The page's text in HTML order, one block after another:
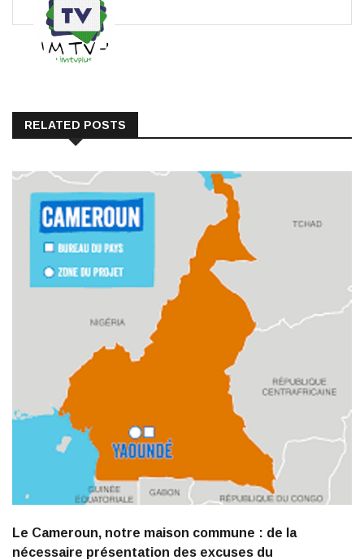
RELATED POSTS
Le Cameroun, notre maison commune : de la
nécessaire présentation des excuses du